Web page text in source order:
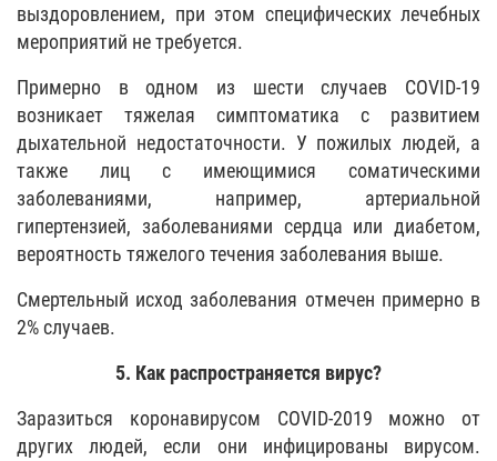
выздоровлением, при этом специфических лечебных
мероприятий не требуется.
Примерно в одном из шести случаев COVID-19
возникает тяжелая симптоматика с развитием
дыхательной недостаточности. У пожилых людей, а
также лиц с имеющимися соматическими
заболеваниями, например, артериальной
гипертензией, заболеваниями сердца или диабетом,
вероятность тяжелого течения заболевания выше.
Смертельный исход заболевания отмечен примерно в
2% случаев.
5. Как распространяется вирус?
Заразиться коронавирусом COVID-2019 можно от
других людей, если они инфицированы вирусом.